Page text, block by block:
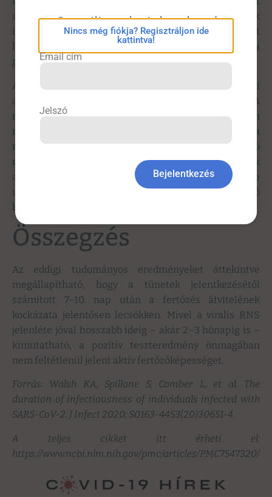
a gyermekkorú fertőzöttek szükséges izolációjának
időtartamára nézve ebből nem lehet következtetést
levonni. A COVID-19-cel kapcsolatos kutatásokban a
gyermekek meglehetősen alulreprezentáltak.
A két kontaktuskutatási tanulmányban az átviteli
arányok jelentős eltérést mutattak (0,7% vs. 37%). A
nagy különbségnek az az oka, hogy az egyikben
minden lehetséges kontaktust számba vettek, míg a
másikban csak a közös háztartásban élőket. Az eltérő
metodika ellenére hasonló következtetésre jutottak
abban, hogy a tünetek jelentkezése utáni ötödik nap
után a szoros kontaktus nyomán nem fordult elő
bizonyított másodlagos eset.
Összegzés
Az eddigi tudományos eredményeket áttekintve
megállapítható, hogy a tünetek jelentkezésétől
számított 7–10. nap után a fertőzés átvitelének
kockázata jelentősen lecsökken. Mivel a viralis RNS
jelenléte jóval hosszabb ideig – akár 2–3 hónapig is –
kimutatható, a pozitív teszteredmény önmagában
nem feltétlenül jelent aktív fertőzőképességet.
Forrás: Walsh KA, Spillane S, Comber L, et al. The
duration of infectiousness of individuals infected with
SARS-CoV-2. J Infect 2020; S0163-4453(20)30651-4.
A teljes cikket itt érheti el:
https://www.ncbi.nlm.nih.gov/pmc/articles/PMC7547320/
eConsilium bejelentkezés
Nincs még fiókja? Regisztráljon ide
kattintva!
Email cím
Jelszó
Bejelentkezés